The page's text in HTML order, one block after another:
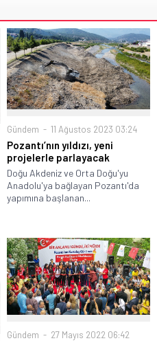
Gündem 11 Ağustos 2023 03:24
Pozantı’nın yıldızı, yeni
projelerle parlayacak
Doğu Akdeniz ve Orta Doğu'yu
Anadolu'ya bağlayan Pozantı'da
yapımına başlanan...
Gündem 27 Mayıs 2022 06:42